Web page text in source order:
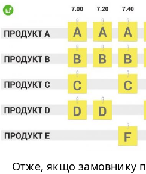
Отже, якщо замовнику